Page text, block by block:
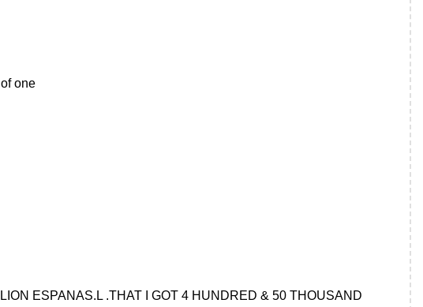
one
ESPANAS.L .THAT I GOT 4 HUNDRED & 50 THOUSAND